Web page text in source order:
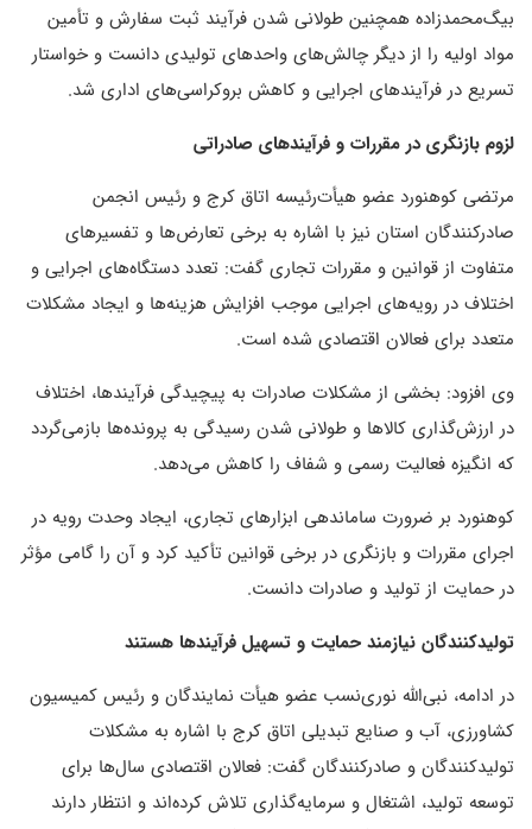
بیگ‌محمدزاده همچنین طولانی شدن فرآیند ثبت سفارش و تأمین
مواد اولیه را از دیگر چالش‌های واحدهای تولیدی دانست و خواستار
تسریع در فرآیندهای اجرایی و کاهش بروکراسی‌های اداری شد.
لزوم بازنگری در مقررات و فرآیندهای صادراتی
مرتضی کوهنورد عضو هیأت‌رئیسه اتاق کرج و رئیس انجمن
صادرکنندگان استان نیز با اشاره به برخی تعارض‌ها و تفسیرهای
متفاوت از قوانین و مقررات تجاری گفت: تعدد دستگاه‌های اجرایی و
اختلاف در رویه‌های اجرایی موجب افزایش هزینه‌ها و ایجاد مشکلات
متعدد برای فعالان اقتصادی شده است.
وی افزود: بخشی از مشکلات صادرات به پیچیدگی فرآیندها، اختلاف
در ارزش‌گذاری کالاها و طولانی شدن رسیدگی به پرونده‌ها بازمی‌گردد
که انگیزه فعالیت رسمی و شفاف را کاهش می‌دهد.
کوهنورد بر ضرورت ساماندهی ابزارهای تجاری، ایجاد وحدت رویه در
اجرای مقررات و بازنگری در برخی قوانین تأکید کرد و آن را گامی مؤثر
در حمایت از تولید و صادرات دانست.
تولیدکنندگان نیازمند حمایت و تسهیل فرآیندها هستند
در ادامه، نبی‌الله نوری‌نسب عضو هیأت نمایندگان و رئیس کمیسیون
کشاورزی، آب و صنایع تبدیلی اتاق کرج با اشاره به مشکلات
تولیدکنندگان و صادرکنندگان گفت: فعالان اقتصادی سال‌ها برای
توسعه تولید، اشتغال و سرمایه‌گذاری تلاش کرده‌اند و انتظار دارند